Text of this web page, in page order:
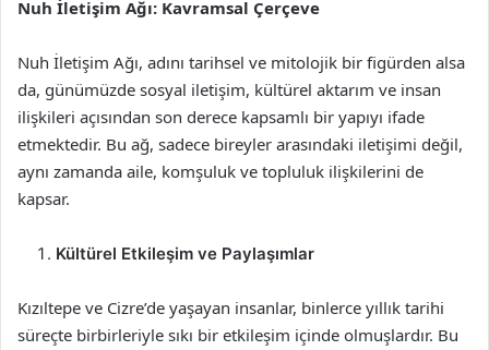
Nuh İletişim Ağı: Kavramsal Çerçeve
Nuh İletişim Ağı, adını tarihsel ve mitolojik bir figürden alsa
da, günümüzde sosyal iletişim, kültürel aktarım ve insan
ilişkileri açısından son derece kapsamlı bir yapıyı ifade
etmektedir. Bu ağ, sadece bireyler arasındaki iletişimi değil,
aynı zamanda aile, komşuluk ve topluluk ilişkilerini de
kapsar.
Kültürel Etkileşim ve Paylaşımlar
Kızıltepe ve Cizre’de yaşayan insanlar, binlerce yıllık tarihi
süreçte birbirleriyle sıkı bir etkileşim içinde olmuşlardır. Bu